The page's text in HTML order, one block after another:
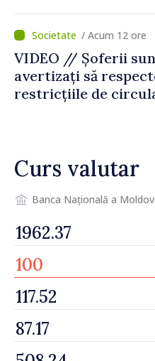
temporară de muncă
/ Acum 12 ore
VIDEO // Șoferii
avertizați să
restricțiile de
Curs valutar
Banca Națională a